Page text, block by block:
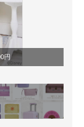
円